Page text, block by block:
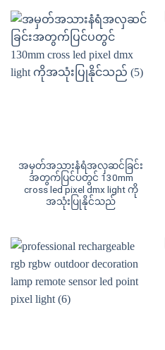
အမှတ်အသားနံရံအလှဆင်ခြင်း
အတွက်ပြင်ပတွင် 130mm
cross led pixel dmx light ကို
အသုံးပြုနိုင်သည်